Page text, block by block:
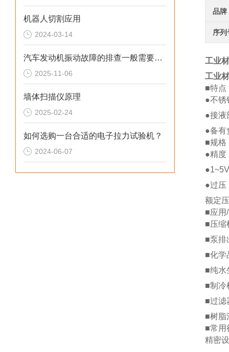
机器人切割应用
2024-03-14
汽车发动机振动故障的排查一般需要多长时间
2025-11-06
墙体扫描仪原理
2025-02-24
如何选购一台合适的电子拉力试验机？
2024-06-07
品牌
序列
工业
工业
■特点
●不锈
●接液
●备有
■规格
●精度
●过压
额定
■应用
■压缩
■泵排
■化学
■纯水
■制冷
■过滤
■树脂
■常用
精密